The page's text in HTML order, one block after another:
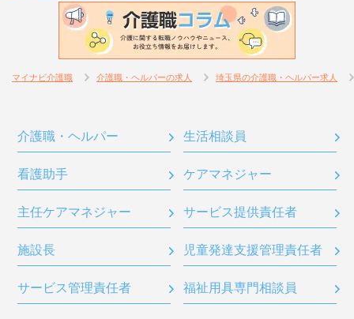
マイナビ介護職 介護職・ヘルパーの求人 埼玉県の介護職・ヘルパー求人
介護職・ヘルパー 生活相談員
看護助手 ケアマネジャー
主任ケアマネジャー サービス提供責任者
施設長 児童発達支援管理責任者
サービス管理責任者 福祉用具専門相談員